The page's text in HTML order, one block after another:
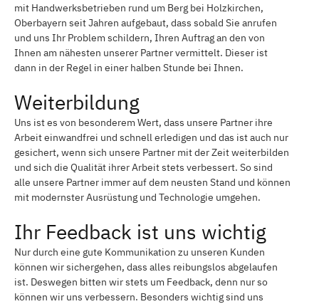
mit Handwerksbetrieben rund um Berg bei Holzkirchen,
Oberbayern seit Jahren aufgebaut, dass sobald Sie anrufen
und uns Ihr Problem schildern, Ihren Auftrag an den von
Ihnen am nähesten unserer Partner vermittelt. Dieser ist
dann in der Regel in einer halben Stunde bei Ihnen.
Weiterbildung
Uns ist es von besonderem Wert, dass unsere Partner ihre
Arbeit einwandfrei und schnell erledigen und das ist auch nur
gesichert, wenn sich unsere Partner mit der Zeit weiterbilden
und sich die Qualität ihrer Arbeit stets verbessert. So sind
alle unsere Partner immer auf dem neusten Stand und können
mit modernster Ausrüstung und Technologie umgehen.
Ihr Feedback ist uns wichtig
Nur durch eine gute Kommunikation zu unseren Kunden
können wir sichergehen, dass alles reibungslos abgelaufen
ist. Deswegen bitten wir stets um Feedback, denn nur so
können wir uns verbessern. Besonders wichtig sind uns